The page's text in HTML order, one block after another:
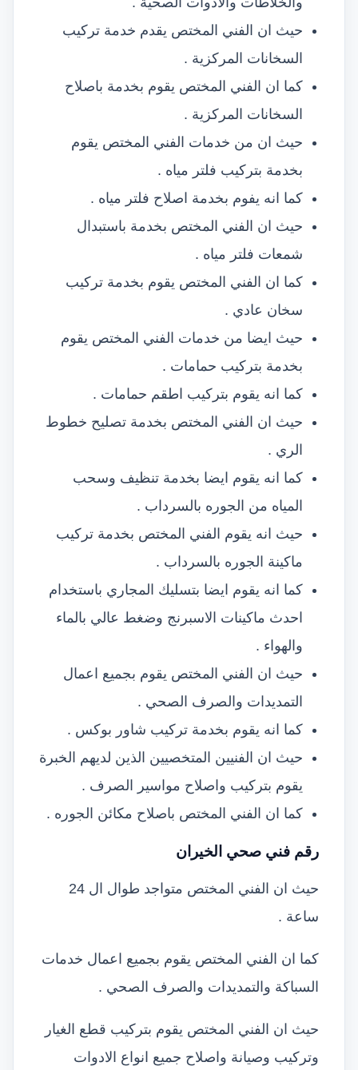
حيث ان الفني المختص يقدم خدمة تركيب
السخانات المركزية .
كما ان الفني المختص يقوم بخدمة باصلاح
السخانات المركزية .
حيث ان من خدمات الفني المختص يقوم
بخدمة بتركيب فلتر مياه .
كما انه يفوم بخدمة اصلاح فلتر مياه .
حيث ان الفني المختص بخدمة باستبدال
شمعات فلتر مياه .
كما ان الفني المختص يقوم بخدمة تركيب
سخان عادي .
حيث ايضا من خدمات الفني المختص يقوم
بخدمة بتركيب حمامات .
كما انه يقوم بتركيب اطقم حمامات .
حيث ان الفني المختص بخدمة تصليح خطوط
الري .
كما انه يقوم ايضا بخدمة تنظيف وسحب
المياه من الجوره بالسرداب .
حيث انه يقوم الفني المختص بخدمة تركيب
ماكينة الجوره بالسرداب .
كما انه يقوم ايضا بتسليك المجاري باستخدام
احدث ماكينات الاسبرنج وضغط عالي بالماء
والهواء .
حيث ان الفني المختص يقوم بجميع اعمال
التمديدات والصرف الصحي .
كما انه يقوم بخدمة تركيب شاور بوكس .
حيث ان الفنيين المتخصيين الذين لديهم الخبرة
يقوم بتركيب واصلاح مواسير الصرف .
كما ان الفني المختص باصلاح مكائن الجوره .
رقم فني صحي الخيران
حيث ان الفني المختص متواجد طوال ال 24
ساعة .
كما ان الفني المختص يقوم بجميع اعمال خدمات
السباكة والتمديدات والصرف الصحي .
حيث ان الفني المختص يقوم بتركيب قطع الغيار
وتركيب وصيانة واصلاح جميع انواع الادوات